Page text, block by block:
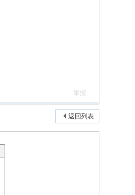
举报
返回列表